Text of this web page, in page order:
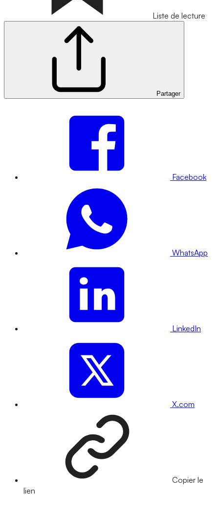
Liste de lecture
Partager
Facebook
WhatsApp
LinkedIn
X.com
Copier le
lien